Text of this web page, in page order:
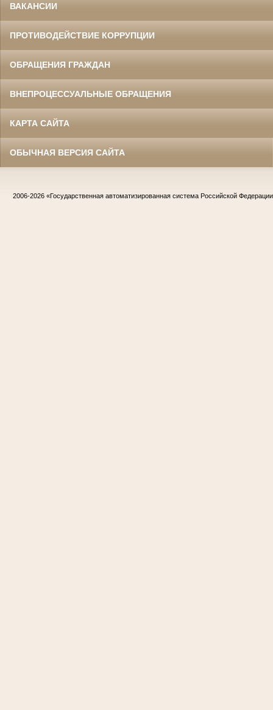
ВАКАНСИИ
ПРОТИВОДЕЙСТВИЕ КОРРУПЦИИ
ОБРАЩЕНИЯ ГРАЖДАН
ВНЕПРОЦЕССУАЛЬНЫЕ ОБРАЩЕНИЯ
КАРТА САЙТА
ОБЫЧНАЯ ВЕРСИЯ САЙТА
2006-2026 «Государственная автоматизированная система Российской